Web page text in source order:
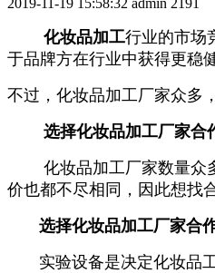
化妆品加工行业的市场
于品牌方在行业中获得更稳
不过，化妆品加工厂家众多
选择化妆品加工厂家合
化妆品加工厂家数量众多
价也都不尽相同，因此想找
选择化妆品加工厂家合
实验设备是决定化妆品工